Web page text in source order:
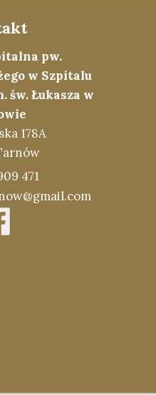
471
pw.
w Szpitalu
św. Łukasza w
178A